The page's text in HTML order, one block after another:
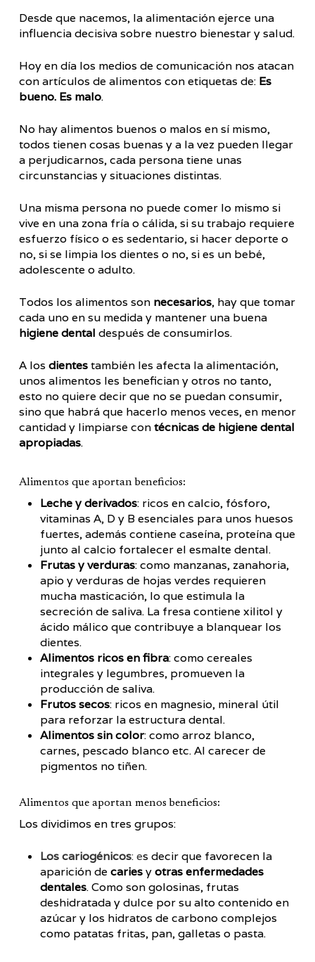
Desde que nacemos, la alimentación ejerce una
influencia decisiva sobre nuestro bienestar y salud.
Hoy en día los medios de comunicación nos atacan
con artículos de alimentos con etiquetas de: Es
bueno. Es malo.
No hay alimentos buenos o malos en sí mismo,
todos tienen cosas buenas y a la vez pueden llegar
a perjudicarnos, cada persona tiene unas
circunstancias y situaciones distintas.
Una misma persona no puede comer lo mismo si
vive en una zona fría o cálida, si su trabajo requiere
esfuerzo físico o es sedentario, si hacer deporte o
no, si se limpia los dientes o no, si es un bebé,
adolescente o adulto.
Todos los alimentos son necesarios, hay que tomar
cada uno en su medida y mantener una buena
higiene dental después de consumirlos.
A los dientestambién les afecta la alimentación,
unos alimentos les benefician y otros no tanto,
esto no quiere decir que no se puedan consumir,
sino que habrá que hacerlo menos veces, en menor
cantidad y limpiarse contécnicas de higiene dental
apropiadas.
Alimentos que aportan beneficios:
Leche y derivados: ricos en calcio, fósforo,
vitaminas A, D y B esenciales para unos huesos
fuertes, además contiene caseína, proteína que
junto al calcio fortalecer el esmalte dental.
Frutas y verduras: como manzanas, zanahoria,
apio y verduras de hojas verdes requieren
mucha masticación, lo que estimula la
secreción de saliva. La fresa contiene xilitol y
ácido málico que contribuye a blanquear los
dientes.
Alimentos ricos en fibra: como cereales
integrales y legumbres, promueven la
producción de saliva.
Frutos secos: ricos en magnesio, mineral útil
para reforzar la estructura dental.
Alimentos sin color: como arroz blanco,
carnes, pescado blanco etc. Al carecer de
pigmentos no tiñen.
Alimentos que aportan menos beneficios:
Los dividimos en tres grupos:
Los cariogénicos: es decir que favorecen la
aparición de cariesyotras enfermedades
dentales. Como son golosinas, frutas
deshidratada y dulce por su alto contenido en
azúcar y los hidratos de carbono complejos
como patatas fritas, pan, galletas o pasta.